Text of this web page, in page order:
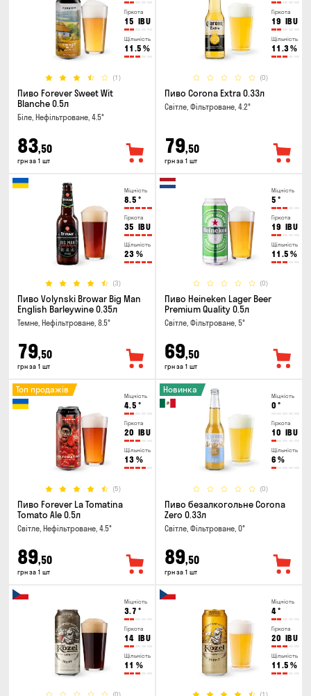
Гіркота
15 IBU
Щільність
11.5 %
(1)
Пиво Forever Sweet Wit
Blanche 0.5л
Біле, Нефільтроване, 4.5°
83,50
грн за 1 шт
Гіркота
19 IBU
Щільність
11.3%
(0)
Пиво Corona Extra 0.33л
Світле, Фільтроване, 4.2°
79,50
грн за 1 шт
Міцність
8.5 °
Гіркота
35 IBU
Щільність
23 %
(3)
Пиво Volynski Browar Big Man
English Barleywine 0.35л
Темне, Нефільтроване, 8.5°
79,50
грн за 1 шт
Міцність
5 °
Гіркота
19 IBU
Щільність
11.5 %
(0)
Пиво Heineken Lager Beer
Premium Quality 0.5л
Світле, Фільтроване, 5°
69,50
грн за 1 шт
Міцність
4.5 °
Гіркота
20 IBU
Щільність
13 %
(5)
Топ продажів
Пиво Forever La Tomatina
Tomato Ale 0.5л
Світле, Нефільтроване, 4.5°
89,50
грн за 1 шт
Міцність
0 °
Гіркота
10 IBU
Щільність
6 %
(0)
Новинка
Пиво безалкогольне Corona
Zero 0.33л
Світле, Фільтроване, 0°
89,50
грн за 1 шт
Міцність
3.7 °
Гіркота
14 IBU
Щільність
11 %
Міцність
4°
Гіркота
20 IBU
Щільність
11.5 %